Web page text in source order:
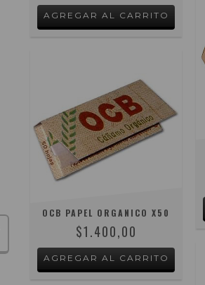
OCB PAPEL ORGANICO X50
$1.400,00